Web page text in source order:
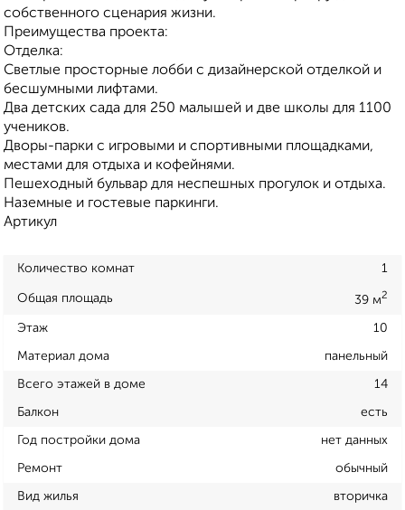
собственного сценария жизни.
Преимущества проекта:
Отделка:
Светлые просторные лобби с дизайнерской отделкой и
бесшумными лифтами.
Два детских сада для 250 малышей и две школы для 1100
учеников.
Дворы-парки с игровыми и спортивными площадками,
местами для отдыха и кофейнями.
Пешеходный бульвар для неспешных прогулок и отдыха.
Наземные и гостевые паркинги.
Артикул
Количество комнат 1
Общая площадь 39 м2
Этаж 10
Материал дома панельный
Всего этажей в доме 14
Балкон есть
Год постройки дома нет данных
Ремонт обычный
Вид жилья вторичка